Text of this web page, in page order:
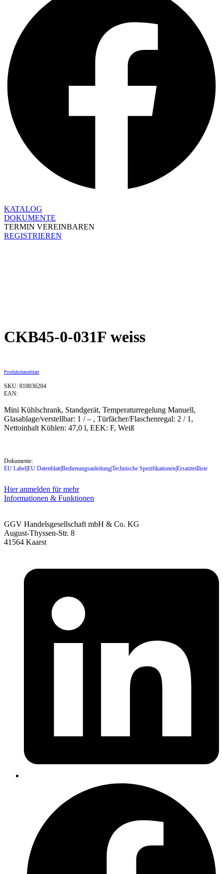
KATALOG
DOKUMENTE
TERMIN VEREINBAREN
REGISTRIEREN
CKB45-0-031F weiss
Produktdatenblatt
SKU: 810036204
EAN:
Mini Kühlschrank, Standgerät, Temperaturregelung Manuell,
Glasablage/verstellbar: 1 / – , Türfächer/Flaschenregal: 2 / 1,
Nettoinhalt Kühlen: 47,0 l, EEK: F, Weiß
Dokumente:
EU Label|EU Datenblatt|Bedienungsanleitung|Technische Spezifikationen|Ersatzteilliste
Hier anmelden für mehr
Informationen & Funktionen
GGV Handelsgesellschaft mbH & Co. KG
August-Thyssen-Str. 8
41564 Kaarst